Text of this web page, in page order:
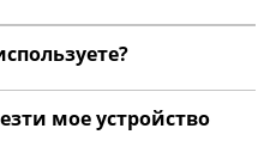
мое устройство